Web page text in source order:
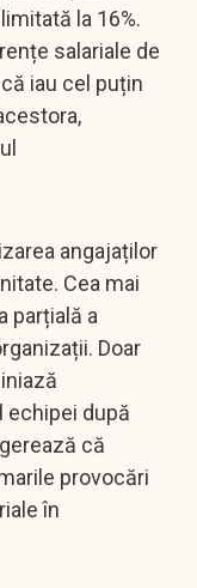
la 16%.
salariale de
iau cel puțin
angajaților
Cea mai
parțială a
Doar
echipei după
că
provocări
în